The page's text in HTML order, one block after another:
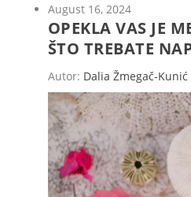
August 16, 2024
OPEKLA VAS JE
ŠTO TREBATE
Autor: Dalia Žmegač-Kunić